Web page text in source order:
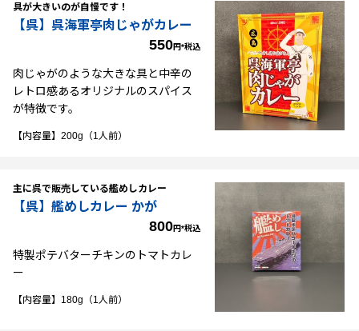
具が大きいのが自慢です！
【呉】呉海軍亭肉じゃがカレー
550円*税込
肉じゃがのような大きな具と中辛の
レトロ感あるオリジナルのスパイス
が特徴です。
【内容量】200g（1人前）
主に呉で販売している艦めしカレー
【呉】艦めしカレー かが
800円*税込
特製ポテバターチキンのトマトカレ
ー
【内容量】180g（1人前）